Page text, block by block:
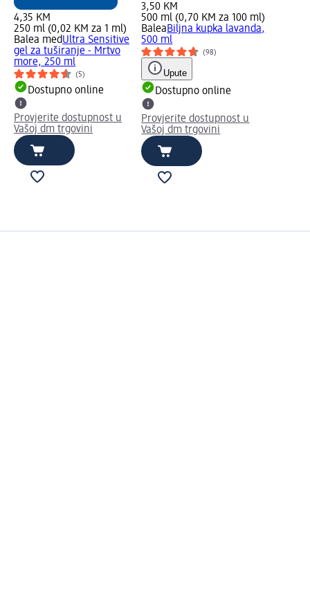
4,35 KM
250 ml (0,02 KM za 1 ml)
Balea medUltra Sensitive
gel za tuširanje - Mrtvo
more, 250 ml
(5)
Dostupno online
Provjerite dostupnost u
Vašoj dm trgovini
3,50 KM
500 ml (0,70 KM za 100 ml)
BaleaBiljna kupka lavanda,
500 ml
(98)
Upute
Dostupno online
Provjerite dostupnost u
Vašoj dm trgovini